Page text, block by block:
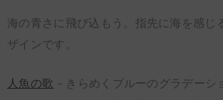
海の青さに飛び込もう。指先に海を感じ
ザインです。
人魚の歌 – きらめくブルーのグラデーシ